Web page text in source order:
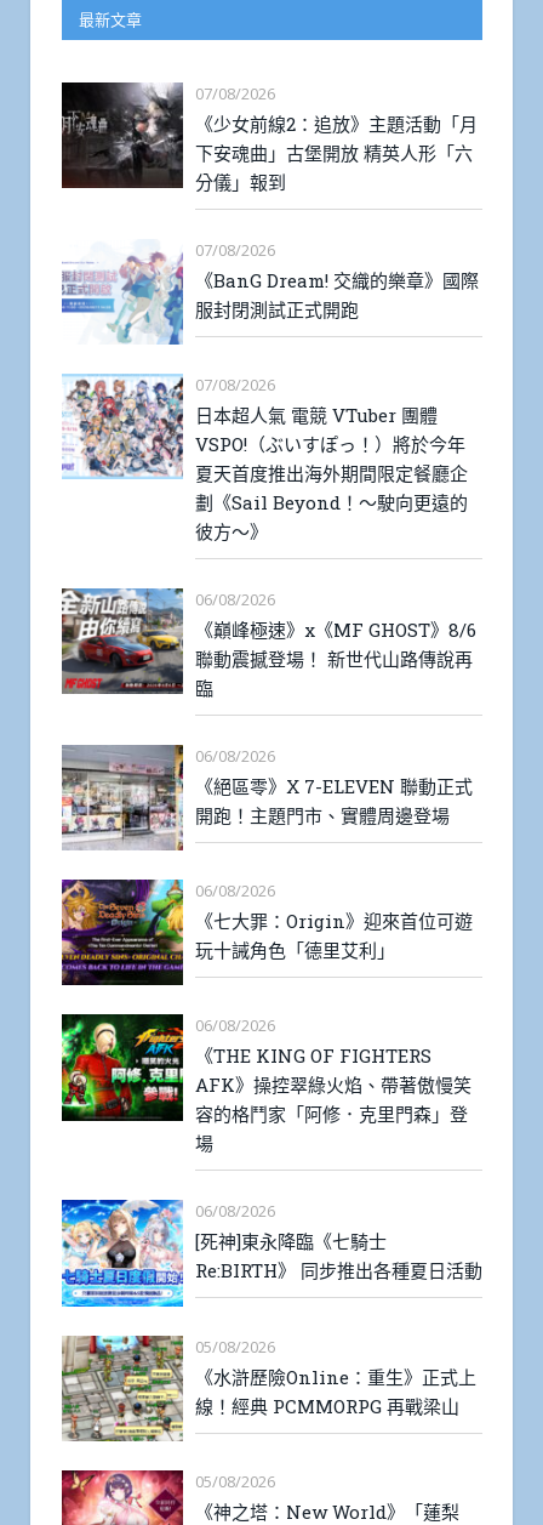
最新文章
07/08/2026
《少女前線2：追放》主題活動「月
下安魂曲」古堡開放 精英人形「六
分儀」報到
07/08/2026
《BanG Dream! 交織的樂章》國際
服封閉測試正式開跑
07/08/2026
日本超人氣 電競 VTuber 團體
VSPO!（ぶいすぽっ！）將於今年
夏天首度推出海外期間限定餐廳企
劃《Sail Beyond！～駛向更遠的
彼方～》
06/08/2026
《巔峰極速》x《MF GHOST》8/6
聯動震撼登場！ 新世代山路傳說再
臨
06/08/2026
《絕區零》X 7-ELEVEN 聯動正式
開跑！主題門市、實體周邊登場
06/08/2026
《七大罪：Origin》迎來首位可遊
玩十誡角色「德里艾利」
06/08/2026
《THE KING OF FIGHTERS
AFK》操控翠綠火焰、帶著傲慢笑
容的格鬥家「阿修．克里門森」登
場
06/08/2026
[死神]東永降臨《七騎士
Re:BIRTH》 同步推出各種夏日活動
05/08/2026
《水滸歷險Online：重生》正式上
線！經典 PCMMORPG 再戰梁山
05/08/2026
《神之塔：New World》「蓮梨